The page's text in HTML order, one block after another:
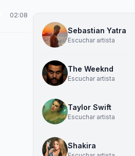
02:08
Sebastian Yatra
Escuchar artista
The Weeknd
Escuchar artista
Taylor Swift
Escuchar artista
Shakira